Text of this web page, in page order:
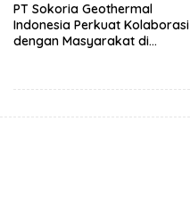
PT Sokoria Geothermal
Indonesia Perkuat Kolaborasi
dengan Masyarakat di